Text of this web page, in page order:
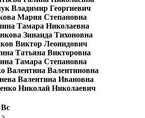
Владимир Георгиевич
Мария Степановна
Тамара Николаевна
Зинаида Тихоновна
Виктор Леонидович
Татьяна Викторовна
Тамара Степановна
Валентина Валентиновна
Валентина Ивановна
Николай Николаевич
Вс